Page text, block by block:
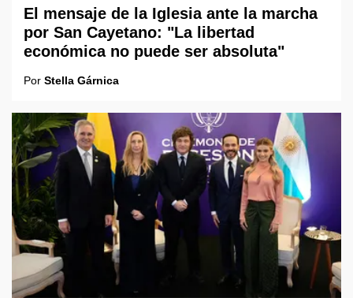
El mensaje de la Iglesia ante la marcha
por San Cayetano: "La libertad
económica no puede ser absoluta"
Por Stella Gárnica